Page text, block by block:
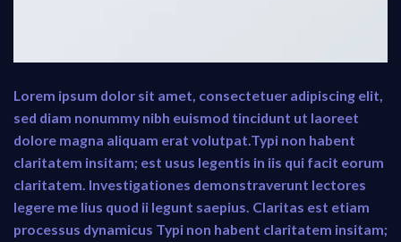
Lorem ipsum dolor sit amet, consectetuer adipiscing elit,
sed diam nonummy nibh euismod tincidunt ut laoreet
dolore magna aliquam erat volutpat.Typi non habent
claritatem insitam; est usus legentis in iis qui facit eorum
claritatem. Investigationes demonstraverunt lectores
legere me lius quod ii legunt saepius. Claritas est etiam
processus dynamicus Typi non habent claritatem insitam;